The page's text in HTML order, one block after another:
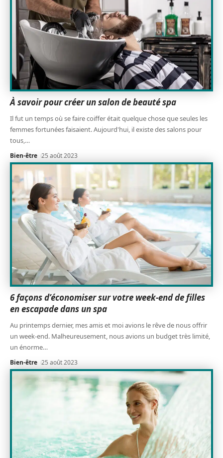
À savoir pour créer un salon de beauté spa
Il fut un temps où se faire coiffer était quelque chose que seules les
femmes fortunées faisaient. Aujourd'hui, il existe des salons pour
tous,…
Bien-être 25 août 2023
6 façons d’économiser sur votre week-end de filles
en escapade dans un spa
Au printemps dernier, mes amis et moi avions le rêve de nous offrir
un week-end. Malheureusement, nous avions un budget très limité,
un énorme…
Bien-être 25 août 2023